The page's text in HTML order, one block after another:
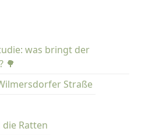
was bringt der
🌳
Straße
Ratten